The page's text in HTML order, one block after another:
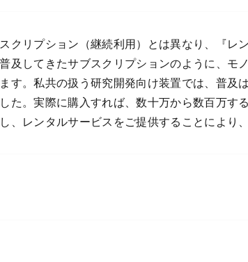
クリプション（継続利用）とは異なり、『レ
及してきたサブスクリプションのように、モ
す。私共の扱う研究開発向け装置では、普
た。実際に購入すれば、数十万から数百万す
、レンタルサービスをご提供することにより